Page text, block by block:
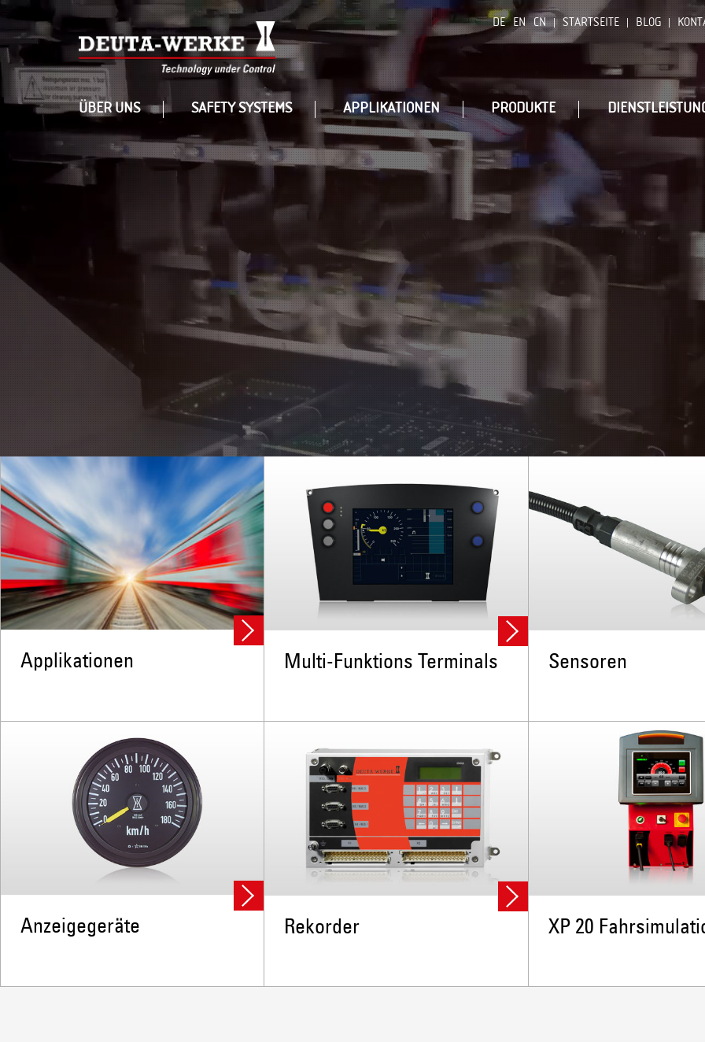
DE EN CN STARTSEITE BLOG
ÜBER UNS SAFETY SYSTEMS APPLIKATIONEN PRODUKTE
Applikationen Multi-Funktions Terminals Sensoren
Anzeigegeräte Rekorder XP 20